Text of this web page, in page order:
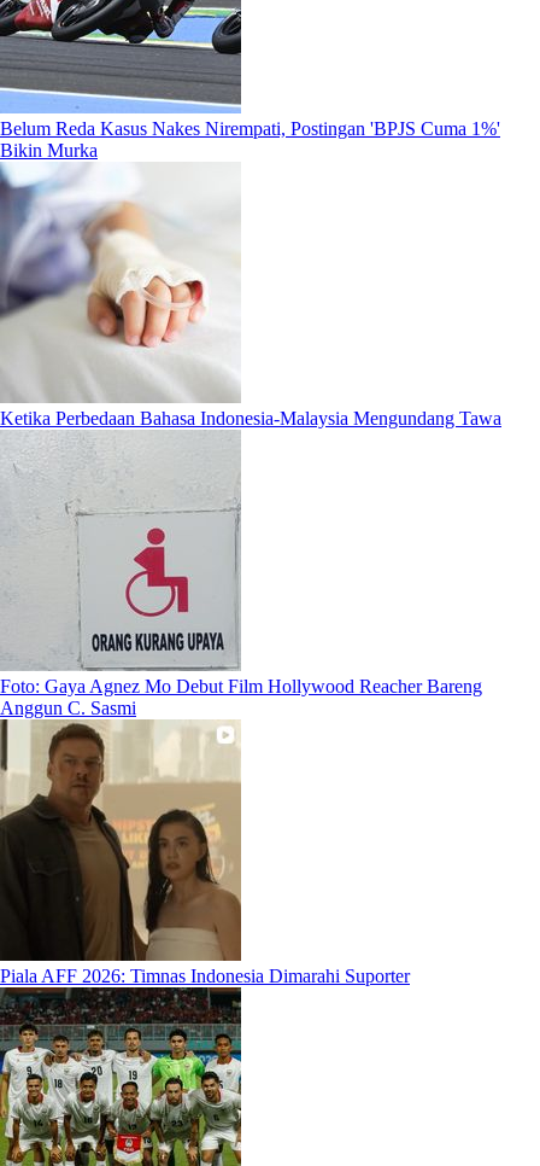
Belum Reda Kasus Nakes Nirempati, Postingan 'BPJS Cuma 1%'
Bikin Murka
Ketika Perbedaan Bahasa Indonesia-Malaysia Mengundang Tawa
Foto: Gaya Agnez Mo Debut Film Hollywood Reacher Bareng
Anggun C. Sasmi
Piala AFF 2026: Timnas Indonesia Dimarahi Suporter